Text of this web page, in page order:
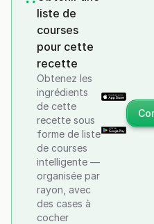
liste de
courses
pour cette
recette
Obtenez les
ingrédients
de cette
recette sous
forme de liste
de courses
intelligente —
organisée par
rayon, avec
des cases à
cocher